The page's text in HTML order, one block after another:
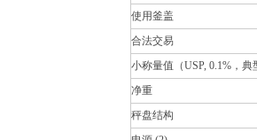
使用釜盖
合法交易
小称量值（USP, 0.1%，典
净重
秤盘结构